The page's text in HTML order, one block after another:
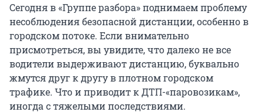
Сегодня в «Группе разбора» поднимаем проблему
несоблюдения безопасной дистанции, особенно в
городском потоке. Если внимательно
присмотреться, вы увидите, что далеко не все
водители выдерживают дистанцию, буквально
жмутся друг к другу в плотном городском
трафике. Что и приводит к ДТП-«паровозикам»,
иногда с тяжелыми последствиями.